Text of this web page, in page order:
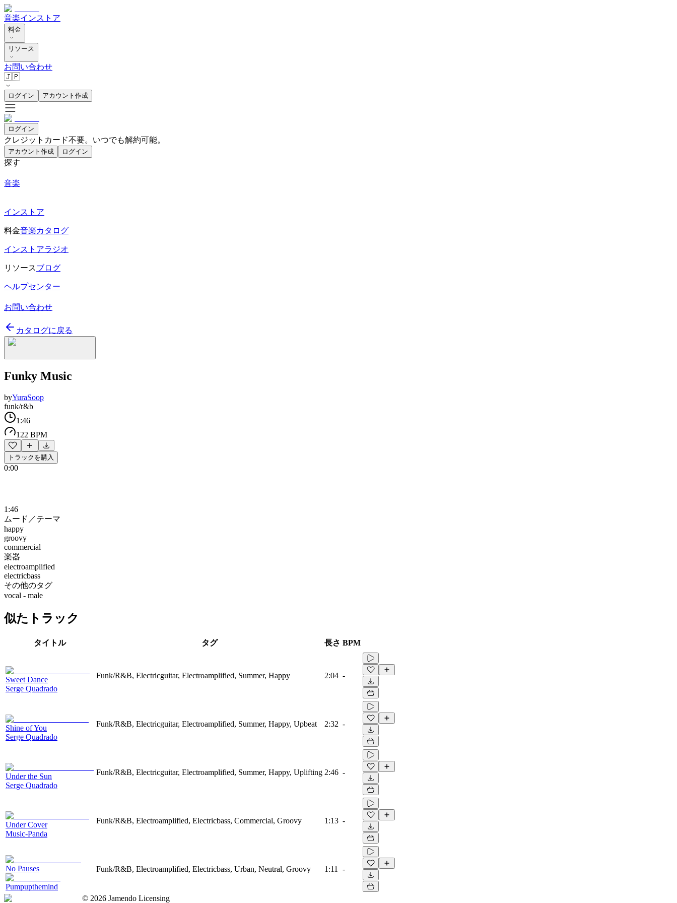
音楽インストア
料金
リソース
お問い合わせ
🇯🇵
ログイン アカウント作成
ログイン
クレジットカード不要。いつでも解約可能。
アカウント作成 ログイン
探す
音楽
インストア
料金音楽カタログ
インストアラジオ
リソースブログ
ヘルプセンター
お問い合わせ
カタログに戻る
Funky Music
byYuraSoop
funk/r&b
1:46
122 BPM
トラックを購入
0:00
1:46
ムード／テーマ
happy
groovy
commercial
楽器
electroamplified
electricbass
その他のタグ
vocal - male
似たトラック
タイトル タグ 長さ BPM
Sweet Dance
Serge Quadrado
Funk/R&B, Electricguitar, Electroamplified, Summer, Happy 2:04 -
Shine of You
Serge Quadrado
Funk/R&B, Electricguitar, Electroamplified, Summer, Happy, Upbeat 2:32 -
Under the Sun
Serge Quadrado
Funk/R&B, Electricguitar, Electroamplified, Summer, Happy, Uplifting 2:46 -
Under Cover
Music-Panda
Funk/R&B, Electroamplified, Electricbass, Commercial, Groovy 1:13 -
No Pauses
Pumpupthemind
Funk/R&B, Electroamplified, Electricbass, Urban, Neutral, Groovy 1:11 -
© 2026 Jamendo Licensing